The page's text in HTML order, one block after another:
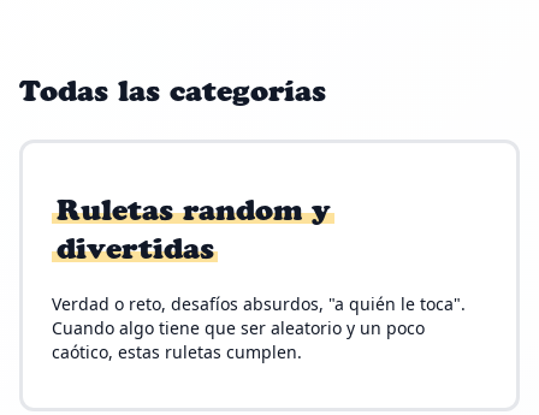
Todas las categorías
Ruletas random y
divertidas
Verdad o reto, desafíos absurdos, "a quién le toca".
Cuando algo tiene que ser aleatorio y un poco
caótico, estas ruletas cumplen.